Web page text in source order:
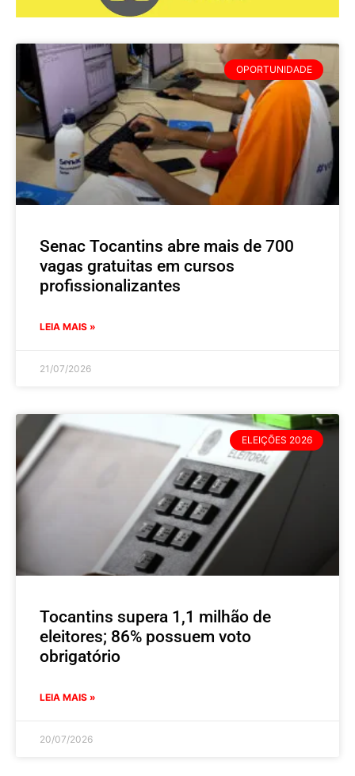
OPORTUNIDADE
Senac Tocantins abre mais de 700
vagas gratuitas em cursos
profissionalizantes
LEIA MAIS »
21/07/2026
ELEIÇÕES 2026
Tocantins supera 1,1 milhão de
eleitores; 86% possuem voto
obrigatório
LEIA MAIS »
20/07/2026